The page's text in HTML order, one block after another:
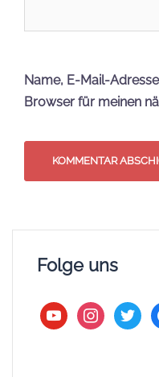
Name, E-Mail-
Browser für meinen
Folge uns
youtubeinstagram
twitter